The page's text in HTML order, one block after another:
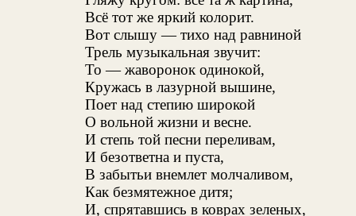
Всё тот же яркий колорит.
Вот слышу — тихо над равниной
Трель музыкальная звучит:
То — жаворонок одинокой,
Кружась в лазурной вышине,
Поет над степию широкой
О вольной жизни и весне.
И степь той песни переливам,
И безответна и пуста,
В забытьи внемлет молчаливом,
Как безмятежное дитя;
И, спрятавшись в коврах зеленых,